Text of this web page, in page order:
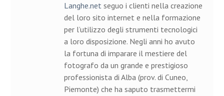
Langhe.net seguo i clienti nella creazione
del loro sito internet e nella formazione
per l’utilizzo degli strumenti tecnologici
a loro disposizione. Negli anni ho avuto
la fortuna di imparare il mestiere del
fotografo da un grande e prestigioso
professionista di Alba (prov. di Cuneo,
Piemonte) che ha saputo trasmettermi